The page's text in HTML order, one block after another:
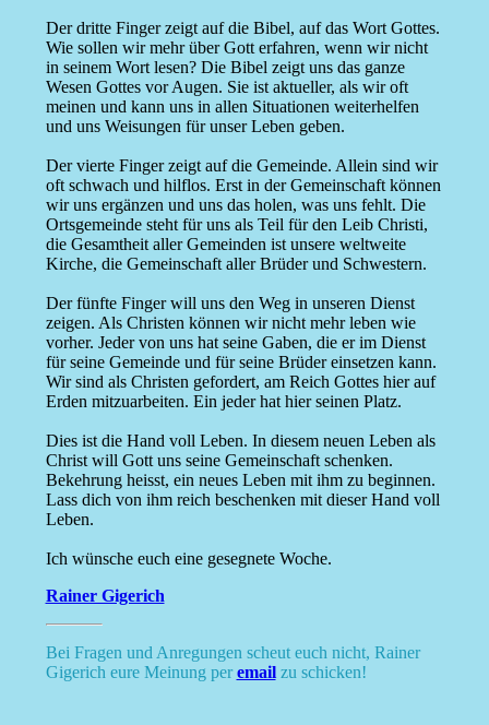
Der dritte Finger zeigt auf die Bibel, auf das Wort Gottes.
Wie sollen wir mehr über Gott erfahren, wenn wir nicht
in seinem Wort lesen? Die Bibel zeigt uns das ganze
Wesen Gottes vor Augen. Sie ist aktueller, als wir oft
meinen und kann uns in allen Situationen weiterhelfen
und uns Weisungen für unser Leben geben.
Der vierte Finger zeigt auf die Gemeinde. Allein sind wir
oft schwach und hilflos. Erst in der Gemeinschaft können
wir uns ergänzen und uns das holen, was uns fehlt. Die
Ortsgemeinde steht für uns als Teil für den Leib Christi,
die Gesamtheit aller Gemeinden ist unsere weltweite
Kirche, die Gemeinschaft aller Brüder und Schwestern.
Der fünfte Finger will uns den Weg in unseren Dienst
zeigen. Als Christen können wir nicht mehr leben wie
vorher. Jeder von uns hat seine Gaben, die er im Dienst
für seine Gemeinde und für seine Brüder einsetzen kann.
Wir sind als Christen gefordert, am Reich Gottes hier auf
Erden mitzuarbeiten. Ein jeder hat hier seinen Platz.
Dies ist die Hand voll Leben. In diesem neuen Leben als
Christ will Gott uns seine Gemeinschaft schenken.
Bekehrung heisst, ein neues Leben mit ihm zu beginnen.
Lass dich von ihm reich beschenken mit dieser Hand voll
Leben.
Ich wünsche euch eine gesegnete Woche.
Rainer Gigerich
Bei Fragen und Anregungen scheut euch nicht, Rainer
Gigerich eure Meinung peremailzu schicken!